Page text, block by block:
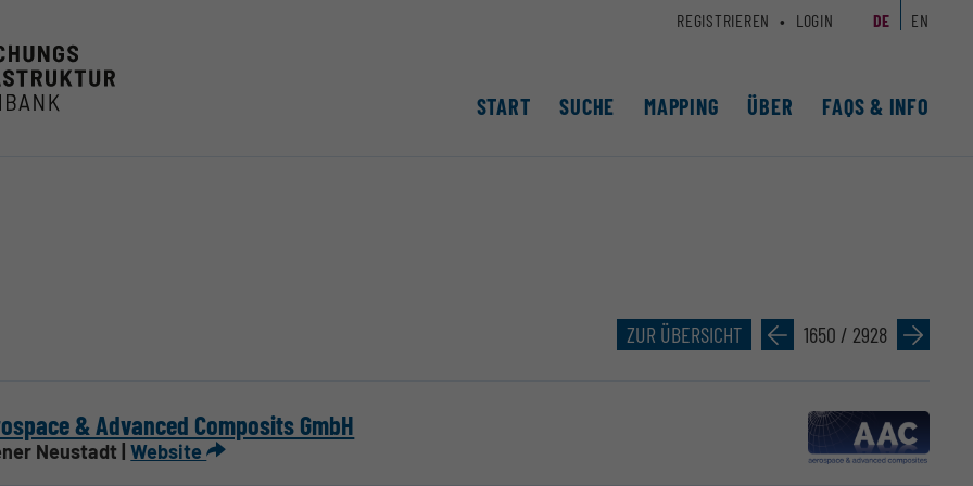
START SUCHE MAPPING ÜBER FAQS & INFO
REGISTRIEREN LOGIN DE EN
ZUR ÜBERSICHT » 1650 / 2928 »
& Advanced Composits GmbH
Neustadt |Website